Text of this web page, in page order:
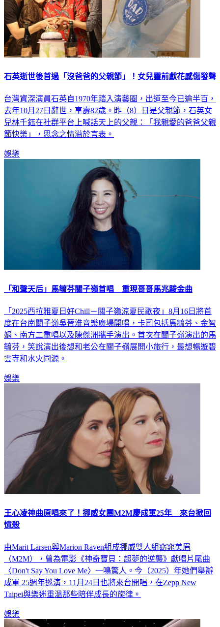
石英逝世後首過「沒爸爸的父親節」！女兒靈前獻花感傷發聲
台灣資深演員石英自1970年踏入演藝圈，出道至今已逾半百，
去年10月27日辭世，享壽82歲。昨（8）日是父親節，石英女
兒林千鈺在社群平台上喊話天上的父親：「我親愛的爸爸父親
節快樂」，思念之情溢於言表。
娛樂
「和聲天后」馬毓芬關子嶺首唱 重現哥哥馬兆駿金曲
「2025西拉雅夏日好Chill－關子嶺涼夏民歌夜」8月16日將首
度在台南關子嶺吳晉淮音樂廣場開唱，卡司包括馬毓芬、金智
娟、南方二重唱以及陳傑洲攜手演出。首次在關子嶺演出的馬
毓芬，笑說演出後想和老公在關子嶺展開小旅行，最想暢遊碧
雲寺和水火同源。
娛樂
王心凌神曲原唱來了！挪威女團M2M慶成軍25年 來台掀回
憶殺
由Marit Larsen與Marion Raven組成挪威雙人組窈窕美眉
（M2M），曾為電影《神奇寶貝：超夢的逆襲》獻唱片尾曲
〈Don't Say You Love Me〉一鳴驚人。今（2025）年她們舉辦
成軍 25週年巡演，11月24日也將來台開唱，在Zepp New
Taipei與樂迷重溫那些陪伴成長的旋律。
娛樂